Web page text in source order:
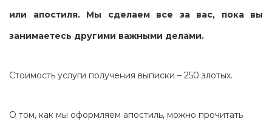
или апостиля. Мы сделаем все за вас, пока вы
занимаетесь другими важными делами.
Стоимость услуги получения выписки – 250 злотых.
О том, как мы оформляем апостиль, можно прочитать